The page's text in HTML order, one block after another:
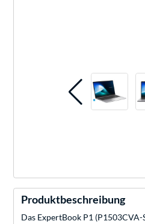
Produktbeschreibung
Das ExpertBook P1